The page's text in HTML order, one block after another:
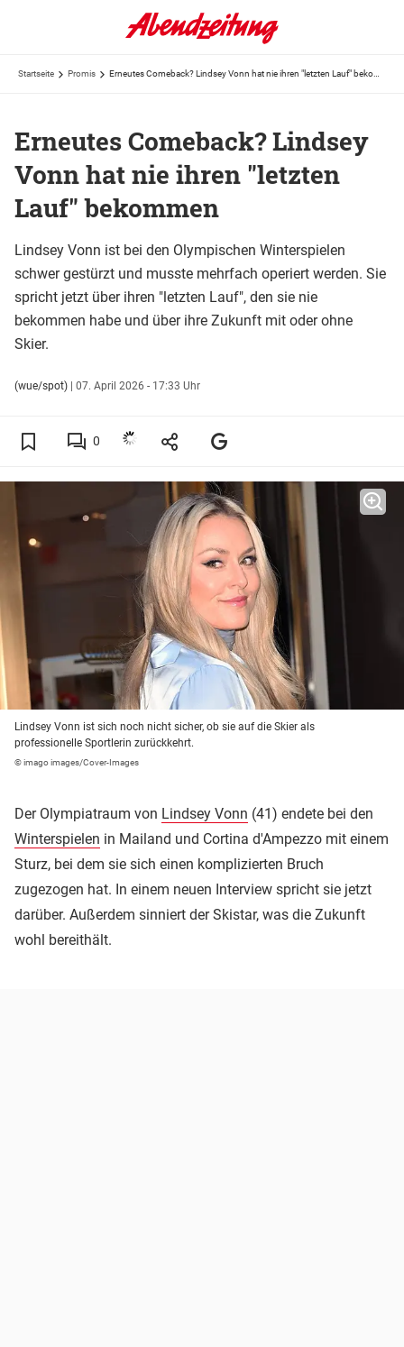
Startseite Promis
Erneutes Comeback? Lindsey
Vonn hat nie ihren "letzten
Lauf" bekommen
Lindsey Vonn ist bei den Olympischen Winterspielen
schwer gestürzt und musste mehrfach operiert werden. Sie
spricht jetzt über ihren "letzten Lauf", den sie nie
bekommen habe und über ihre Zukunft mit oder ohne
Skier.
(wue/spot) | 07. April 2026 - 17:33 Uhr
0
Lindsey Vonn ist sich noch nicht sicher, ob sie auf die Skier als
professionelle Sportlerin zurückkehrt.
© imago images/Cover-Images
Der Olympiatraum von Lindsey Vonn (41) endete bei den
Winterspielen in Mailand und Cortina d'Ampezzo mit einem
Sturz, bei dem sie sich einen komplizierten Bruch
zugezogen hat. In einem neuen Interview spricht sie jetzt
darüber. Außerdem sinniert der Skistar, was die Zukunft
wohl bereithält.